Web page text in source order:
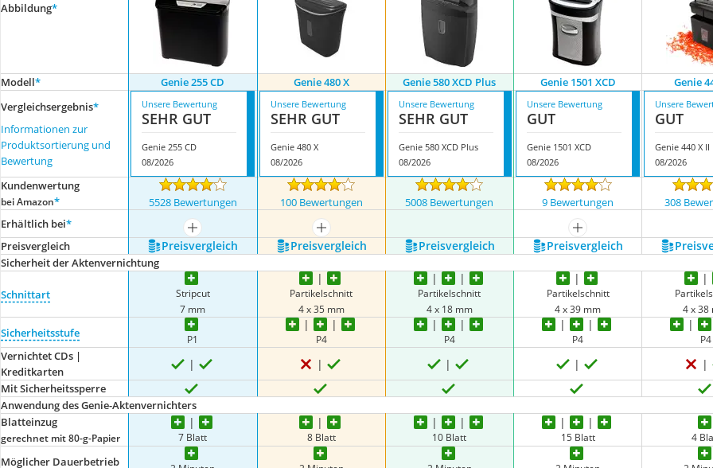
Abbildung*
Modell* Genie 255 CD Genie 480 X Genie 580 XCD Plus Genie 1501 XCD Genie
Vergleichsergebnis*
Informationen zur
Produktsortierung und
Bewertung
Unsere Bewertung
SEHR GUT
Genie 255 CD
08/2026
Unsere Bewertung
SEHR GUT
Genie 480 X
08/2026
Unsere Bewertung
SEHR GUT
Genie 580 XCD Plus
08/2026
Unsere Bewertung
GUT
Genie 1501 XCD
08/2026
Unsere
GUT
Genie 440 X II
08/2026
Kundenwertung
bei Amazon* 5528 Bewertungen 100 Bewertungen 5008 Bewertungen 9 Bewertungen 308
Erhältlich bei*
mehr anzeigen mehr anzeigen mehr anzeigen
Preis­vergleich
Preis­vergleich Preis­vergleich Preis­vergleich Preis­vergleich
Sicherheit der Aktenvernichtung
Schnittart
Stripcut
7 mm
Partikelschnitt
4 x 35 mm
Partikelschnitt
4 x 18 mm
Partikelschnitt
4 x 39 mm
4 x 38
Sicherheitsstufe P1 P4 P4 P4 P4
Vernichtet CDs |
Kreditkarten
Mit Sicherheitssperre
Anwendung des Genie-Aktenvernichters
Blatteinzug
gerechnet mit 80-g-Papier 7 Blatt 8 Blatt 10 Blatt 15 Blatt 4
Möglicher Dauerbetrieb